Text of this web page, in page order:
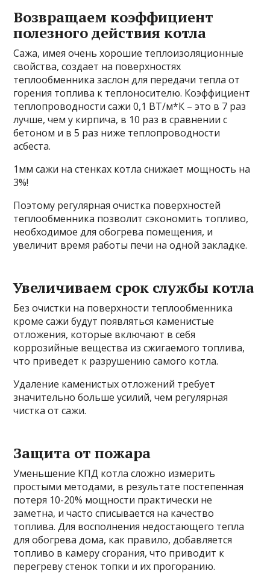
Возвращаем коэффициент
полезного действия котла
Сажа, имея очень хорошие теплоизоляционные
свойства, создает на поверхностях
теплообменника заслон для передачи тепла от
горения топлива к теплоносителю. Коэффициент
теплопроводности сажи 0,1 ВТ/м*К – это в 7 раз
лучше, чем у кирпича, в 10 раз в сравнении с
бетоном и в 5 раз ниже теплопроводности
асбеста.
1мм сажи на стенках котла снижает мощность на
3%!
Поэтому регулярная очистка поверхностей
теплообменника позволит сэкономить топливо,
необходимое для обогрева помещения, и
увеличит время работы печи на одной закладке.
Увеличиваем срок службы котла
Без очистки на поверхности теплообменника
кроме сажи будут появляться каменистые
отложения, которые включают в себя
коррозийные вещества из сжигаемого топлива,
что приведет к разрушению самого котла.
Удаление каменистых отложений требует
значительно больше усилий, чем регулярная
чистка от сажи.
Защита от пожара
Уменьшение КПД котла сложно измерить
простыми методами, в результате постепенная
потеря 10-20% мощности практически не
заметна, и часто списывается на качество
топлива. Для восполнения недостающего тепла
для обогрева дома, как правило, добавляется
топливо в камеру сгорания, что приводит к
перегреву стенок топки и их прогоранию.